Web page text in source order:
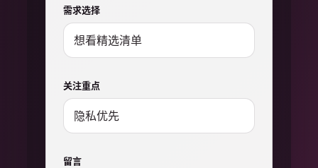
需求选择
关注重点
留言